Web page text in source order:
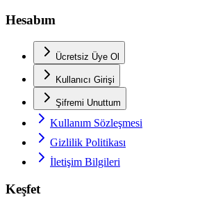
Hesabım
Ücretsiz Üye Ol
Kullanıcı Girişi
Şifremi Unuttum
Kullanım Sözleşmesi
Gizlilik Politikası
İletişim Bilgileri
Keşfet